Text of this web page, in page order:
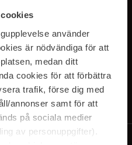
använder
är nödvändiga för att
medan ditt
cookies för att förbättra
trafik, förse dig med
annonser samt för att
på sociala medier
av personuppgifter).
VÅRA
du vårIntegritetspolicy.